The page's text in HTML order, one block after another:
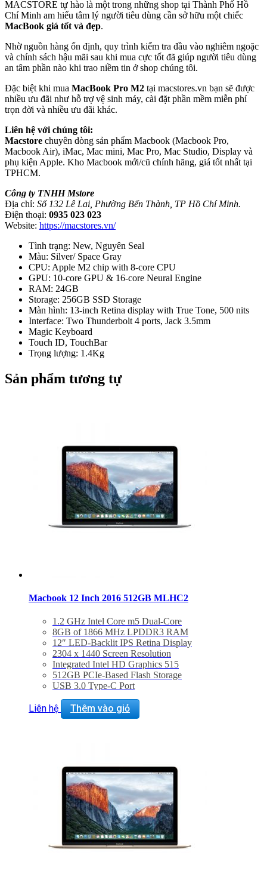
MACSTORE tự hào là một trong những shop tại Thành Phố Hồ
Chí Minh am hiểu tâm lý người tiêu dùng cần sở hữu một chiếc
MacBook giá tốt và đẹp.
Nhờ nguồn hàng ổn định, quy trình kiểm tra đầu vào nghiêm ngoặc
và chính sách hậu mãi sau khi mua cực tốt đã giúp người tiêu dùng
an tâm phần nào khi trao niềm tin ở shop chúng tôi.
Đặc biệt khi mua MacBook Pro M2 tại macstores.vn bạn sẽ được
nhiều ưu đãi như hỗ trợ vệ sinh máy, cài đặt phần mềm miễn phí
trọn đời và nhiều ưu đãi khác.
Liên hệ với chúng tôi:
Macstore chuyên dòng sản phẩm Macbook (Macbook Pro,
Macbook Air), iMac, Mac mini, Mac Pro, Mac Studio, Display và
phụ kiện Apple. Kho Macbook mới/cũ chính hãng, giá tốt nhất tại
TPHCM.
Công ty TNHH Mstore
Địa chỉ: Số 132 Lê Lai, Phường Bến Thành, TP Hồ Chí Minh.
Điện thoại: 0935 023 023
Website: https://macstores.vn/
Tình trạng: New, Nguyên Seal
Màu: Silver/ Space Gray
CPU: Apple M2 chip with 8-core CPU
GPU: 10-core GPU & 16-core Neural Engine
RAM: 24GB
Storage: 256GB SSD Storage
Màn hình: 13-inch Retina display with True Tone, 500 nits
Interface: Two Thunderbolt 4 ports, Jack 3.5mm
Magic Keyboard
Touch ID, TouchBar
Trọng lượng: 1.4Kg
Sản phẩm tương tự
Macbook 12 Inch 2016 512GB MLHC2
1.2 GHz Intel Core m5 Dual-Core
8GB of 1866 MHz LPDDR3 RAM
12″ LED-Backlit IPS Retina Display
2304 x 1440 Screen Resolution
Integrated Intel HD Graphics 515
512GB PCIe-Based Flash Storage
USB 3.0 Type-C Port
Force Touch Trackpad
Mac OS X El Capitan or macOS Sierra
Liên hệ Thêm vào giỏ